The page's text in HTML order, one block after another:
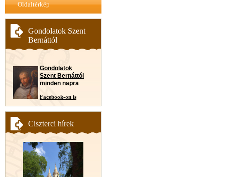
Oldaltérkép
Gondolatok Szent
Bernáttól
Gondolatok
Szent Bernáttól
minden napra
Facebook-on is
Ciszterci hírek